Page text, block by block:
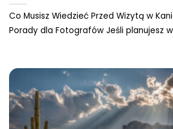
Co Musisz Wiedzieć Przed Wizytą w
Porady dla Fotografów Jeśli planujesz